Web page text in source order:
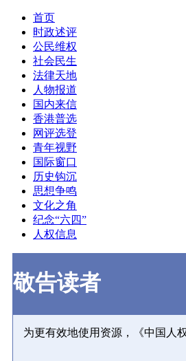
首页
时政述评
公民维权
社会民生
法律天地
人物报道
国内来信
香港普选
网评选登
青年视野
国际窗口
历史钩沉
思想争鸣
文化之角
纪念“六四”
人权信息
敬告读者
为更有效地使用资源，《中国人